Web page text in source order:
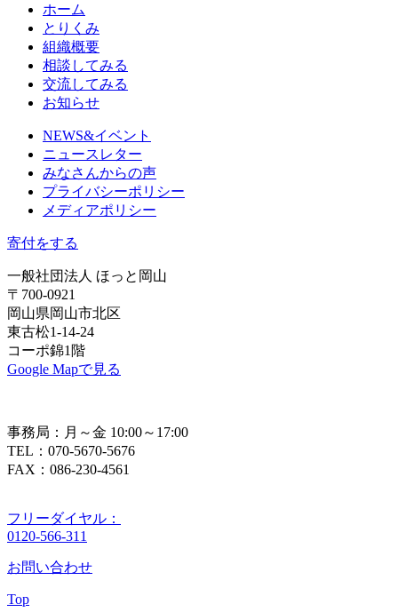
ホーム
とりくみ
組織概要
相談してみる
交流してみる
お知らせ
NEWS&イベント
ニュースレター
みなさんからの声
プライバシーポリシー
メディアポリシー
寄付をする
一般社団法人 ほっと岡山
〒700-0921
岡山県岡山市北区
東古松1-14-24
コーポ錦1階
Google Mapで見る
事務局：月～金 10:00～17:00
TEL：070-5670-5676
FAX：086-230-4561
フリーダイヤル：
0120-566-311
お問い合わせ
Top